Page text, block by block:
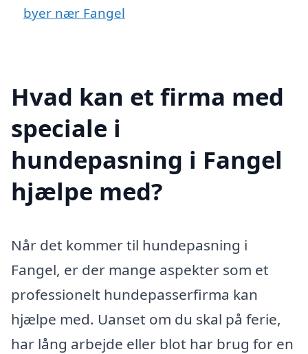
byer nær Fangel
Hvad kan et firma med
speciale i
hundepasning i Fangel
hjælpe med?
Når det kommer til hundepasning i
Fangel, er der mange aspekter som et
professionelt hundepasserfirma kan
hjælpe med. Uanset om du skal på ferie,
har lång arbejde eller blot har brug for en